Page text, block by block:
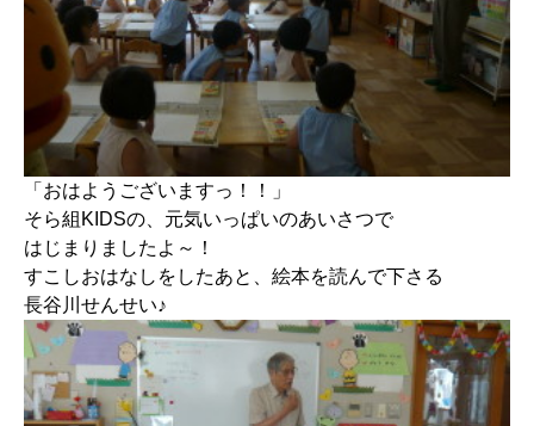
「おはようございますっ！！」
そら組KIDSの、元気いっぱいのあいさつで
はじまりましたよ～！
すこしおはなしをしたあと、絵本を読んで下さる
長谷川せんせい♪